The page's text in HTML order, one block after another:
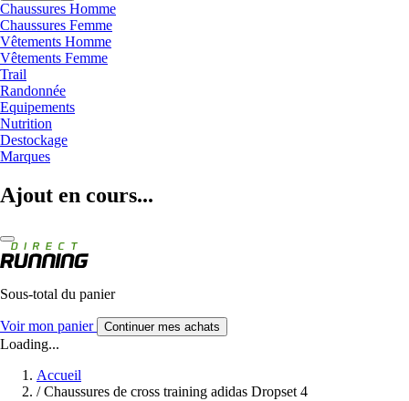
Chaussures Homme
Chaussures Femme
Vêtements Homme
Vêtements Femme
Trail
Randonnée
Equipements
Nutrition
Destockage
Marques
Ajout en cours...
Sous-total du panier
Voir mon panier Continuer mes achats
Loading...
Accueil
/ Chaussures de cross training adidas Dropset 4